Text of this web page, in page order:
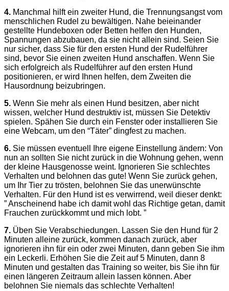
4. Manchmal hilft ein zweiter Hund, die Trennungsangst vom
menschlichen Rudel zu bewältigen. Nahe beieinander
gestellte Hundeboxen oder Betten helfen den Hunden,
Spannungen abzubauen, da sie nicht allein sind. Seien Sie
nur sicher, dass Sie für den ersten Hund der Rudelführer
sind, bevor Sie einen zweiten Hund anschaffen. Wenn Sie
sich erfolgreich als Rudelführer auf den ersten Hund
positionieren, er wird Ihnen helfen, dem Zweiten die
Hausordnung beizubringen.
5. Wenn Sie mehr als einen Hund besitzen, aber nicht
wissen, welcher Hund destruktiv ist, müssen Sie Detektiv
spielen. Spähen Sie durch ein Fenster oder installieren Sie
eine Webcam, um den “Täter” dingfest zu machen.
6. Sie müssen eventuell Ihre eigene Einstellung ändern: Von
nun an sollten Sie nicht zurück in die Wohnung gehen, wenn
der kleine Hausgenosse weint. Ignorieren Sie schlechtes
Verhalten und belohnen das gute! Wenn Sie zurück gehen,
um Ihr Tier zu trösten, belohnen Sie das unerwünschte
Verhalten. Für den Hund ist es verwirrend, weil dieser denkt:
” Anscheinend habe ich damit wohl das Richtige getan, damit
Frauchen zurückkommt und mich lobt. ”
7. Üben Sie Verabschiedungen. Lassen Sie den Hund für 2
Minuten alleine zurück, kommen danach zurück, aber
ignorieren ihn für ein oder zwei Minuten, dann geben Sie ihm
ein Leckerli. Erhöhen Sie die Zeit auf 5 Minuten, dann 8
Minuten und gestalten das Training so weiter, bis Sie ihn für
einen längeren Zeitraum allein lassen können. Aber
belohnen Sie niemals das schlechte Verhalten!